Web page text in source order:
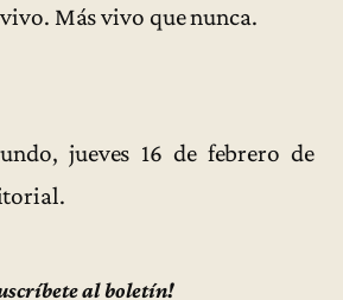
Más vivo que nunca.
jueves 16 de febrero de
al boletín!